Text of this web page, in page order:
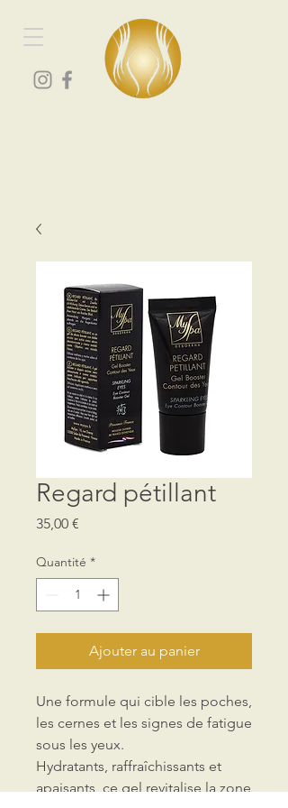
Regard pétillant
35,00 €
Quantité *
Ajouter au panier
Une formule qui cible les poches,
les cernes et les signes de fatigue
sous les yeux.
Hydratants, raffraîchissants et
apaisants, ce gel revitalise la zone